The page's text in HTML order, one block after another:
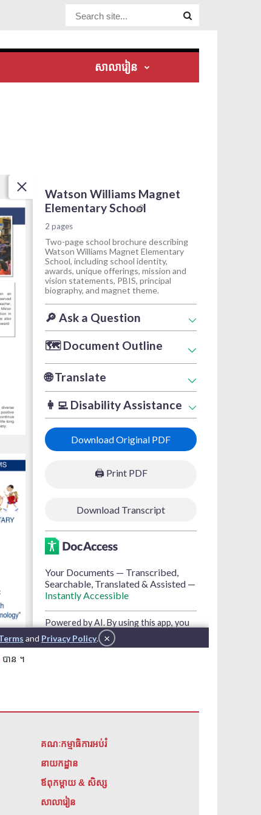
Website Site
សាលារៀន
បាន ។
គណៈកម្មាធិការអប់រំ
នាយកដ្ឋាន
ឪពុកម្តាយ & សិស្ស
សាលារៀន